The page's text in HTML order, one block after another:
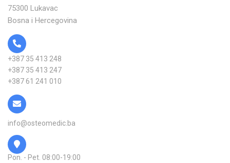
75300 Lukavac
Bosna i Hercegovina
+387 35 413 248
+387 35 413 247
+387 61 241 010
info@osteomedic.ba
Pon. - Pet. 08:00-19:00